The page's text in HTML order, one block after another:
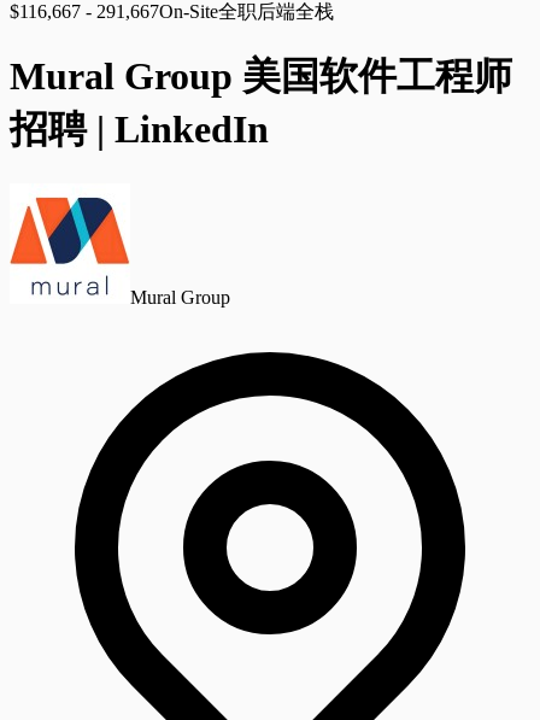
$116,667 - 291,667On-Site全职后端全栈
Mural Group 美国软件工程师
招聘 | LinkedIn
Mural Group